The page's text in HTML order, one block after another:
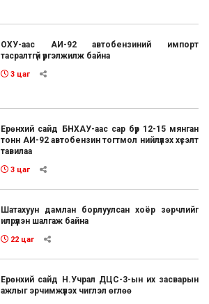
ОХУ-аас АИ-92 автобензиний импорт
тасралтгүй үргэлжилж байна
3 цаг
Ерөнхий сайд БНХАУ-аас сар бүр 12-15 мянган
тонн АИ-92 автобензин тогтмол нийлүүлэх хүсэлт
тавилаа
3 цаг
Шатахуун дамлан борлуулсан хоёр зөрчлийг
илрүүлэн шалгаж байна
22 цаг
Ерөнхий сайд Н.Учрал ДЦС-3-ын их засварын
ажлыг эрчимжүүлэх чиглэл өглөө